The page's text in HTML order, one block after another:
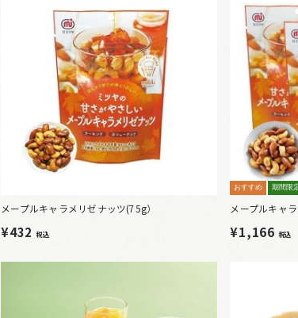
メープルキャラメリゼナッツ(75g）
¥432 税込
おすすめ 期間限
メープルキャ
¥1,166 税込